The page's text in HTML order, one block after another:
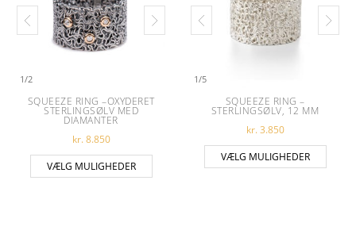
1/2
SQUEEZE RING –OXYDERET
STERLINGSØLV MED
DIAMANTER
kr.8.850
VÆLG MULIGHEDER
Dette vare har flere varianter.
1/5
SQUEEZE RING –
STERLINGSØLV, 12 MM
kr.3.850
VÆLG MULIGHEDER